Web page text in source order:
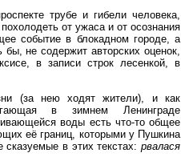
трубе и гибели человека,
от ужаса и от осознания
событие в блокадном городе, а
не содержит авторских оценок,
в записи строк лесенкой, в
(за нею ходят жители), и как
в зимнем Ленинграде
воды есть что-то общее
её границ, которыми у Пушкина
сказуемые в этих текстах:рвалася